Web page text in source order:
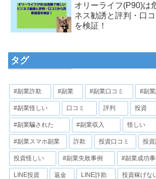
オリーライフ(P90)は
ネス勧誘と評判・口
を検証！
タグ
#副業詐欺 #副業 #副業口コミ #副
#副業怪しい 口コミ 評判 投資
#副業騙された #副業収入 怪しい
#副業スマホ副業 詐欺 投資口コミ 投資
投資怪しい #副業失敗事例 #副業成功
LINE投資 返金 LINE詐欺 投資稼げな